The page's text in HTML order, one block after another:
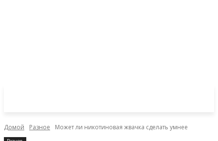
Домой Разное Может ли никотиновая жвачка сделать умнее